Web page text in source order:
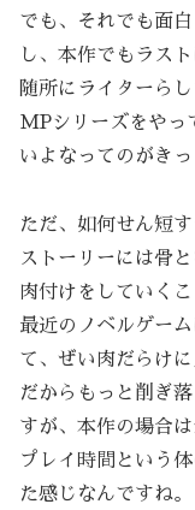
でも、それでも面
し、本作でもラス
随所にライターら
MPシリーズをやっ
いよなってのがきっ
ただ、如何せん短す
ストーリーには骨
肉付けをしていくこ
最近のノベルゲー
て、ぜい肉だらけ
だからもっと削ぎ
すが、本作の場合は
プレイ時間という
た感じなんですね。